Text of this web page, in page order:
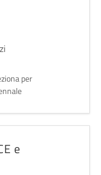
per
DATA
all'interno
in ambito
e